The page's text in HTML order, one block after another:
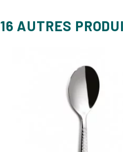
16 AUTRES